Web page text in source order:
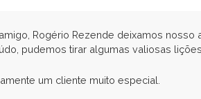
Rogério Rezende deixamos
pudemos tirar algumas valiosas
um cliente muito especial.